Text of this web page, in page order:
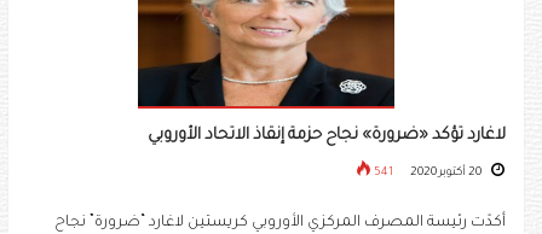
لاغارد تؤكد «ضرورة» نجاح حزمة إنقاذ الاتحاد الأوروبي
541
أكدّت رئيسة المصرف المركزي الأوروبي كريستين لاغارد “ضرورة” نجاح